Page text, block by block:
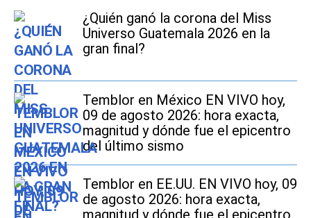
¿Quién ganó la corona del Miss
Universo Guatemala 2026 en la
gran final?
Temblor en México EN VIVO hoy,
09 de agosto 2026: hora exacta,
magnitud y dónde fue el epicentro
del último sismo
Temblor en EE.UU. EN VIVO hoy, 09
de agosto 2026: hora exacta,
magnitud y dónde fue el epicentro